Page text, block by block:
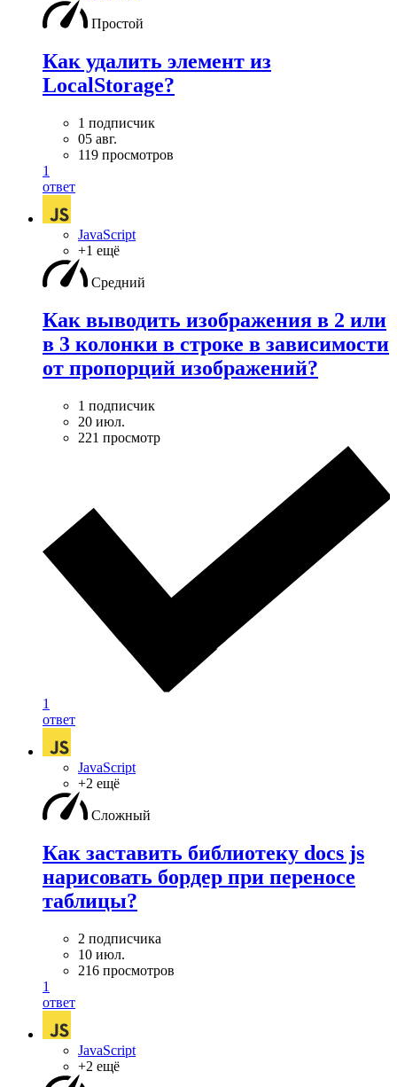
Простой
Как удалить элемент из
LocalStorage?
1 подписчик
05 авг.
119 просмотров
1
ответ
JavaScript
+1 ещё
Средний
Как выводить изображения в 2 или
в 3 колонки в строке в зависимости
от пропорций изображений?
1 подписчик
20 июл.
221 просмотр
1
ответ
JavaScript
+2 ещё
Сложный
Как заставить библиотеку docs js
нарисовать бордер при переносе
таблицы?
2 подписчика
10 июл.
216 просмотров
1
ответ
JavaScript
+2 ещё